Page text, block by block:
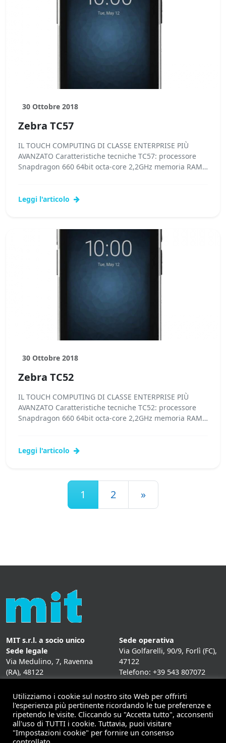
30 Ottobre 2018
Zebra TC57
IL TOUCH COMPUTING DI CLASSE ENTERPRISE PIÙ
AVANZATO Caratteristiche tecniche TC57: processore
Snapdragon 660 64bit octa-core 2,2GHz memoria RAM
Leggi l'articolo
30 Ottobre 2018
Zebra TC52
IL TOUCH COMPUTING DI CLASSE ENTERPRISE PIÙ
AVANZATO Caratteristiche tecniche TC52: processore
Snapdragon 660 64bit octa-core 2,2GHz memoria RAM
Leggi l'articolo
Navigazione articoli
1 2 »
MIT s.r.l. a socio unico
Sede legale
Via Medulino, 7, Ravenna
(RA), 48122
Sede operativa
Via Golfarelli, 90/9, Forlì (FC),
47122
Telefono: +39 543 807072
Mail: info@mitweb.it
INFORMATIVE
Privacy Policy
Cookie Policy
Utilizziamo i cookie sul nostro sito Web per offrirti
l'esperienza più pertinente ricordando le tue preferenze e
ripetendo le visite. Cliccando su "Accetta tutto", acconsenti
all'uso di TUTTI i cookie. Tuttavia, puoi visitare
"Impostazioni cookie" per fornire un consenso